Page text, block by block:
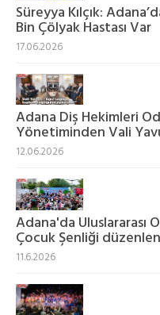
Süreyya Kılçık:
Bin Çölyak Hastası Var
17.06.2026
Adana Diş Hekimleri
Yönetiminden Vali
12.06.2026
Adana'da Uluslararası
Çocuk Şenliği
11.6.2026